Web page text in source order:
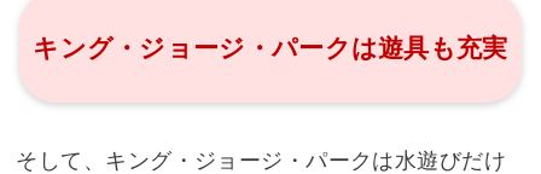
キング・ジョージ・パークは遊具も充実
そして、キング・ジョージ・パークは水遊びだけ